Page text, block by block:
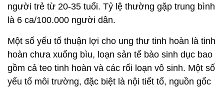
người trẻ từ 20-35 tuổi. Tỷ lệ thường gặp trung bình
là 6 ca/100.000 người dân.
Một số yếu tố thuận lợi cho ung thư tinh hoàn là tinh
hoàn chưa xuống bìu, loạn sản tế bào sinh dục bao
gồm cả teo tinh hoàn và các rối loạn vô sinh. Một số
yếu tố môi trường, đặc biệt là nội tiết tố, nguồn gốc